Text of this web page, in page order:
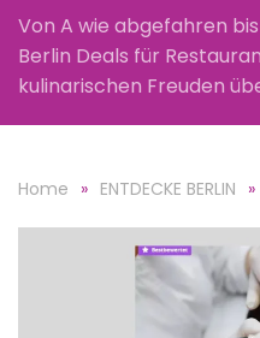
Von A wie abgefahren
Berlin Deals für
kulinarischen Freuden
Home ENTDECKE BERLIN